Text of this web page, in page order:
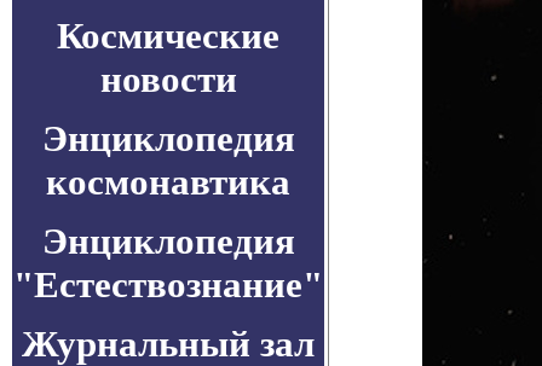
Космические
новости
Энциклопедия
космонавтика
Энциклопедия
"Естествознание"
Журнальный зал